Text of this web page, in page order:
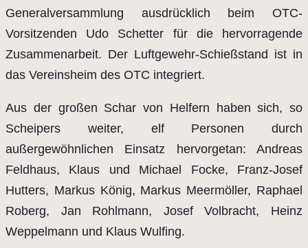
Generalversammlung ausdrücklich beim OTC-
Vorsitzenden Udo Schetter für die hervorragende
Zusammenarbeit. Der Luftgewehr-Schießstand ist in
das Vereinsheim des OTC integriert.
Aus der großen Schar von Helfern haben sich, so
Scheipers weiter, elf Personen durch
außergewöhnlichen Einsatz hervorgetan: Andreas
Feldhaus, Klaus und Michael Focke, Franz-Josef
Hutters, Markus König, Markus Meermöller, Raphael
Roberg, Jan Rohlmann, Josef Volbracht, Heinz
Weppelmann und Klaus Wulfing.